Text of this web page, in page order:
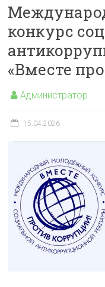
конкурс
«Вместе
Администратор
15.04.2026